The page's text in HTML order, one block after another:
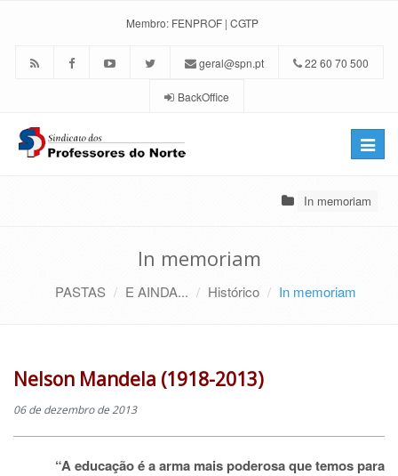
Membro: FENPROF | CGTP
geral@spn.pt 22 60 70 500
BackOffice
Toggle
In memoriam
In memoriam
PASTAS E AINDA... Histórico In memoriam
Nelson Mandela (1918-2013)
06 de dezembro de 2013
“A educação é a arma mais poderosa que temos para